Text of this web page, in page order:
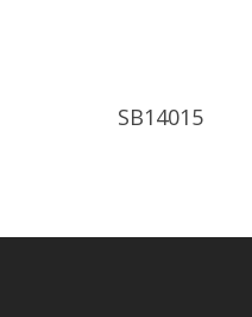
SB14015